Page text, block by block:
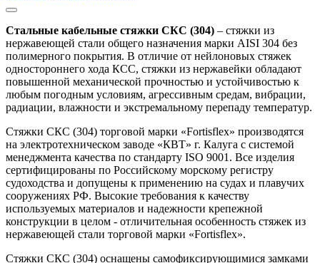
Стальные кабельные стяжки СКС (304) – стяжки из
нержавеющей стали общего назначения марки AISI 304 без
полимерного покрытия. В отличие от нейлоновых стяжек
одностороннего хода КСС, стяжки из нержавейки обладают
повышенной механической прочностью и устойчивостью к
любым погодным условиям, агрессивным средам, вибрации,
радиации, влажности и экстремальному перепаду температур.
Стяжки СКС (304) торговой марки «Fortisflex» производятся
на электротехническом заводе «КВТ» г. Калуга с системой
менеджмента качества по стандарту ISO 9001. Все изделия
сертифицированы по Российскому морскому регистру
судоходства и допущены к применению на судах и плавучих
сооружениях РФ. Высокие требования к качеству
используемых материалов и надежности крепежной
конструкции в целом - отличительная особенность стяжек из
нержавеющей стали торговой марки «Fortisflex».
Стяжки СКС (304) оснащены самофиксирующимися замками